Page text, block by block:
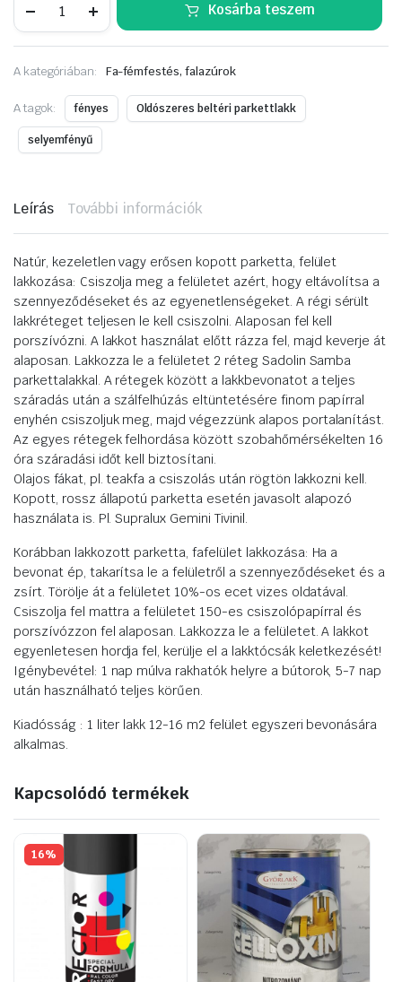
samba
parkettalakk
2,5liter
mennyiség
Kosárba teszem
A kategóriában: Fa-fémfestés, falazúrok
A tagok: fényes Oldószeres beltéri parkettlakk
selyemfényű
Leírás További információk
Natúr, kezeletlen vagy erősen kopott parketta, felület
lakkozása: Csiszolja meg a felületet azért, hogy eltávolítsa a
szennyeződéseket és az egyenetlenségeket. A régi sérült
lakkréteget teljesen le kell csiszolni. Alaposan fel kell
porszívózni. A lakkot használat előtt rázza fel, majd keverje át
alaposan. Lakkozza le a felületet 2 réteg Sadolin Samba
parkettalakkal. A rétegek között a lakkbevonatot a teljes
száradás után a szálfelhúzás eltüntetésére finom papírral
enyhén csiszoljuk meg, majd végezzünk alapos portalanítást.
Az egyes rétegek felhordása között szobahőmérsékelten 16
óra száradási időt kell biztosítani.
Olajos fákat, pl. teakfa a csiszolás után rögtön lakkozni kell.
Kopott, rossz állapotú parketta esetén javasolt alapozó
használata is. Pl. Supralux Gemini Tivinil.
Korábban lakkozott parketta, fafelület lakkozása: Ha a
bevonat ép, takarítsa le a felületről a szennyeződéseket és a
zsírt. Törölje át a felületet 10%-os ecet vizes oldatával.
Csiszolja fel mattra a felületet 150-es csiszolópapírral és
porszívózzon fel alaposan. Lakkozza le a felületet. A lakkot
egyenletesen hordja fel, kerülje el a lakktócsák keletkezését!
Igénybevétel: 1 nap múlva rakhatók helyre a bútorok, 5-7 nap
után használható teljes körűen.
Kiadósság : 1 liter lakk 12-16 m2 felület egyszeri bevonására
alkalmas.
Kapcsolódó termékek
16%